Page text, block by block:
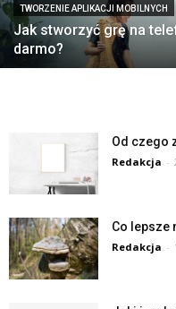
TWORZENIE APLIKACJI MOBILNYCH
Jak stworzyć grę na
darmo?
Od czego
Redakcja -
Co lepsze
Redakcja -